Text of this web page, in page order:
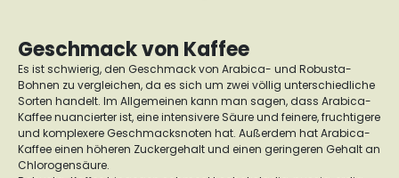
Geschmack von Kaffee
Es ist schwierig, den Geschmack von Arabica- und Robusta-
Bohnen zu vergleichen, da es sich um zwei völlig unterschiedliche
Sorten handelt. Im Allgemeinen kann man sagen, dass Arabica-
Kaffee nuancierter ist, eine intensivere Säure und feinere, fruchtigere
und komplexere Geschmacksnoten hat. Außerdem hat Arabica-
Kaffee einen höheren Zuckergehalt und einen geringeren Gehalt an
Chlorogensäure.